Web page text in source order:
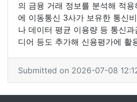
의 금융 거래 정보를 분석해 적
에 이동통신 3사가 보유한 통신
나 데이터 평균 이용량 등 통신
디어 등도 추가해 신용평가에 활
Submitted on 2026-07-08